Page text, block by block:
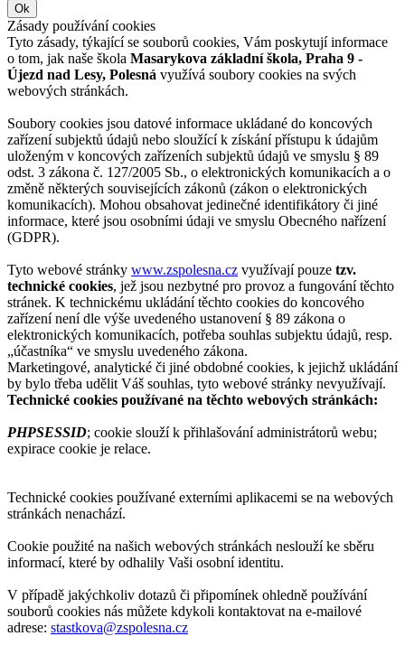
Ok
Zásady používání cookies
Tyto zásady, týkající se souborů cookies, Vám poskytují informace
o tom, jak naše škola Masarykova základní škola, Praha 9 -
Újezd nad Lesy, Polesná využívá soubory cookies na svých
webových stránkách.
Soubory cookies jsou datové informace ukládané do koncových
zařízení subjektů údajů nebo sloužící k získání přístupu k údajům
uloženým v koncových zařízeních subjektů údajů ve smyslu § 89
odst. 3 zákona č. 127/2005 Sb., o elektronických komunikacích a o
změně některých souvisejících zákonů (zákon o elektronických
komunikacích). Mohou obsahovat jedinečné identifikátory či jiné
informace, které jsou osobními údaji ve smyslu Obecného nařízení
(GDPR).
Tyto webové stránky www.zspolesna.cz využívají pouze tzv.
technické cookies, jež jsou nezbytné pro provoz a fungování těchto
stránek. K technickému ukládání těchto cookies do koncového
zařízení není dle výše uvedeného ustanovení § 89 zákona o
elektronických komunikacích, potřeba souhlas subjektu údajů, resp.
„účastníka“ ve smyslu uvedeného zákona.
Marketingové, analytické či jiné obdobné cookies, k jejichž ukládání
by bylo třeba udělit Váš souhlas, tyto webové stránky nevyužívají.
Technické cookies používané na těchto webových stránkách:
PHPSESSID; cookie slouží k přihlašování administrátorů webu;
expirace cookie je relace.
Technické cookies používané externími aplikacemi se na webových
stránkách nenachází.
Cookie použité na našich webových stránkách neslouží ke sběru
informací, které by odhalily Vaši osobní identitu.
V případě jakýchkoliv dotazů či připomínek ohledně používání
souborů cookies nás můžete kdykoli kontaktovat na e-mailové
adrese: stastkova@zspolesna.cz